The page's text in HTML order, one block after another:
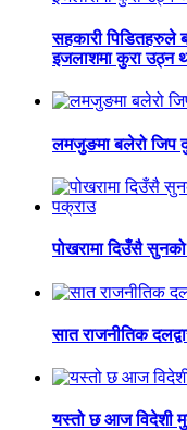
सहकारी पिडितहरुले
इजलाशमा कुरा उठ्न
लमजुङमा बलेरो जिप
पोखरामा दिउँसै सुनको
सात राजनीतिक
यस्तो छ आज विदेशी